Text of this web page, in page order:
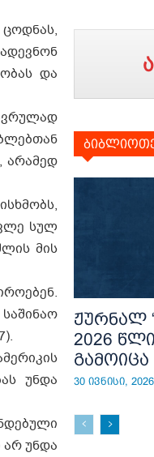
და
არამედ
სულ
მის
უნდა
უნდა
ჟურნალ
2026
გამოიცა
30 ივნისი,